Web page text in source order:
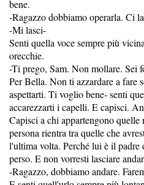
bene.
-Ragazzo dobbiamo operarla. Ci
-Mi lasci-
Senti quella voce sempre più
orecchie.
-Ti prego, Sam. Non mollare. Sei
Per Bella. Non ti azzardare a fare
aspettarti. Ti voglio bene- senti
accarezzarti i capelli. E capisci.
Capisci a chi appartengono
persona rientra tra quelle che
l'ultima volta. Perché lui è il padre
perso. E non vorresti lasciare
-Ragazzo, dobbiamo andare.